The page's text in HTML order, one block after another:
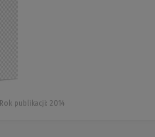
Rok publikacji: 2014